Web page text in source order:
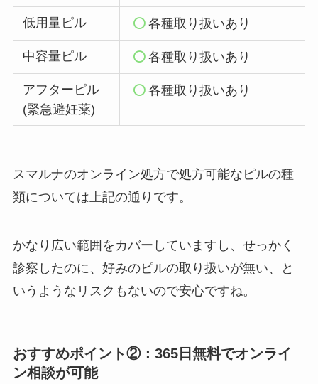
低用量ピル 各種取り扱いあり
中容量ピル 各種取り扱いあり
アフターピル
(緊急避妊薬)
各種取り扱いあり
スマルナのオンライン処方で処方可能なピルの種
類については上記の通りです。
かなり広い範囲をカバーしていますし、せっかく
診察したのに、好みのピルの取り扱いが無い、と
いうようなリスクもないので安心ですね。
おすすめポイント②：365日無料でオンライ
ン相談が可能